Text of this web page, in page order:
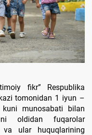
fikr” Respublika
tomonidan 1 iyun –
munosabati bilan
oldidan fuqarolar
va ular huquqlarining